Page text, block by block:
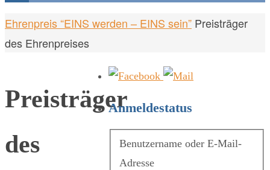
Start
Ehrenpreis “EINS werden – EINS sein” Preisträger
des Ehrenpreises
Preisträger
des
Anmeldestatus
Benutzername oder E-Mail-
Adresse